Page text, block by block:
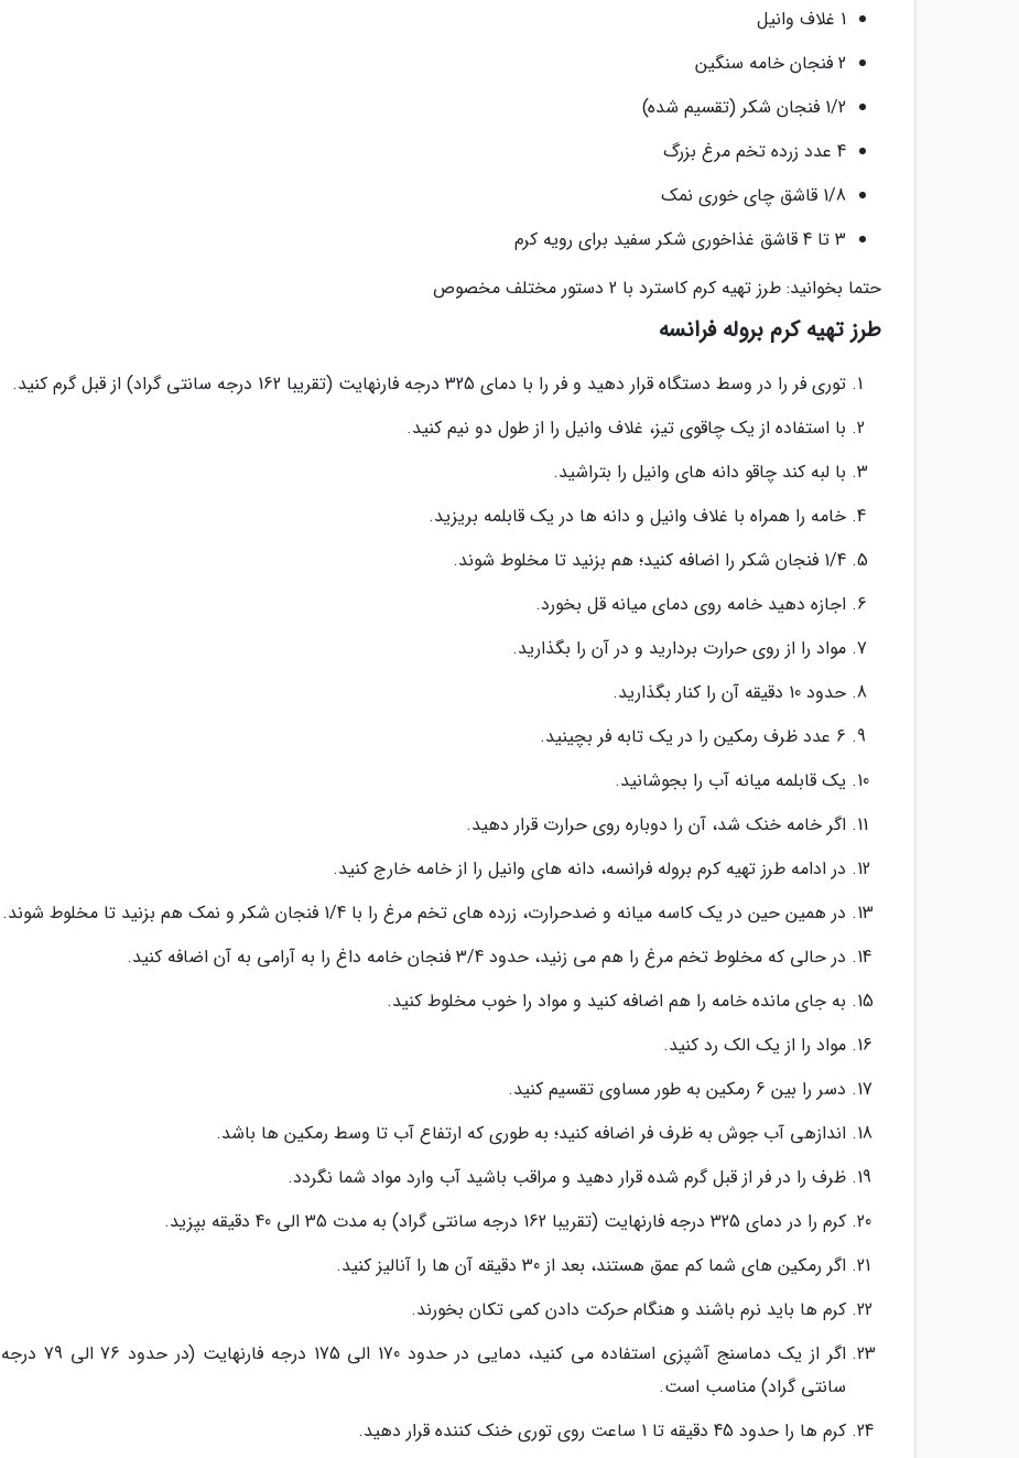
1 غلاف وانیل
2 فنجان خامه سنگین
1/2 فنجان شکر (تقسیم شده)
4 عدد زرده تخم مرغ بزرگ
1/8 قاشق چای خوری نمک
3 تا 4 قاشق غذاخوری شکر سفید برای رویه کرم
حتما بخوانید: طرز تهیه کرم کاسترد با 2 دستور مختلف مخصوص
طرز تهیه کرم بروله فرانسه
توری فر را در وسط دستگاه قرار دهید و فر را با دمای 325 درجه فارنهایت (تقریبا 162 درجه سانتی گراد) از قبل گرم کنید.
با استفاده از یک چاقوی تیز، غلاف وانیل را از طول دو نیم کنید.
با لبه کند چاقو دانه های وانیل را بتراشید.
خامه را همراه با غلاف وانیل و دانه ها در یک قابلمه بریزید.
1/4 فنجان شکر را اضافه کنید؛ هم بزنید تا مخلوط شوند.
اجازه دهید خامه روی دمای میانه قل بخورد.
مواد را از روی حرارت بردارید و در آن را بگذارید.
حدود 10 دقیقه آن را کنار بگذارید.
6 عدد ظرف رمکین را در یک تابه فر بچینید.
یک قابلمه میانه آب را بجوشانید.
اگر خامه خنک شد، آن را دوباره روی حرارت قرار دهید.
در ادامه طرز تهیه کرم بروله فرانسه، دانه های وانیل را از خامه خارج کنید.
در همین حین در یک کاسه میانه و ضدحرارت، زرده های تخم مرغ را با 1/4 فنجان شکر و نمک هم بزنید تا مخلوط شوند.
در حالی که مخلوط تخم مرغ را هم می زنید، حدود 3/4 فنجان خامه داغ را به آرامی به آن اضافه کنید.
به جای مانده خامه را هم اضافه کنید و مواد را خوب مخلوط کنید.
مواد را از یک الک رد کنید.
دسر را بین 6 رمکین به طور مساوی تقسیم کنید.
اندازهی آب جوش به ظرف فر اضافه کنید؛ به طوری که ارتفاع آب تا وسط رمکین ها باشد.
ظرف را در فر از قبل گرم شده قرار دهید و مراقب باشید آب وارد مواد شما نگردد.
کرم را در دمای 325 درجه فارنهایت (تقریبا 162 درجه سانتی گراد) به مدت 35 الی 40 دقیقه بپزید.
اگر رمکین های شما کم عمق هستند، بعد از 30 دقیقه آن ها را آنالیز کنید.
کرم ها باید نرم باشند و هنگام حرکت دادن کمی تکان بخورند.
اگر از یک دماسنج آشپزی استفاده می کنید، دمایی در حدود 170 الی 175 درجه فارنهایت (در حدود 76 الی 79 درجه
سانتی گراد) مناسب است.
کرم ها را حدود 45 دقیقه تا 1 ساعت روی توری خنک کننده قرار دهید.